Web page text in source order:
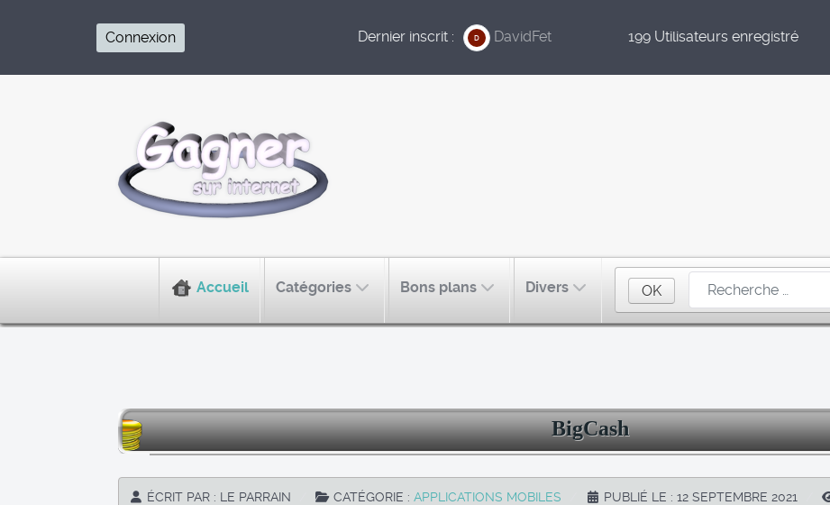
Connexion Dernier inscrit : D DavidFet 199 Utilisateurs enregistré
Accueil Catégories Bons plans Divers OK
BigCash
ÉCRIT PAR : LE PARRAIN CATÉGORIE : APPLICATIONS MOBILES PUBLIÉ LE : 12 SEPTEMBRE 2021